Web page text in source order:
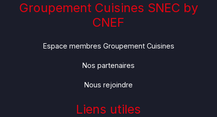
Groupement Cuisines SNEC by
CNEF
Espace membres Groupement Cuisines
Nos partenaires
Nous rejoindre
Liens utiles